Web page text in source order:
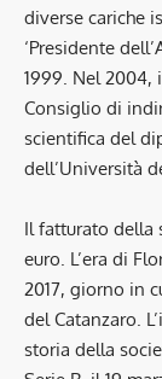
diverse cariche
‘Presidente
1999. Nel
Consiglio di
scientifica del
dell’Università
Il fatturato della
euro. L’era di
2017, giorno in
del Catanzaro.
storia della